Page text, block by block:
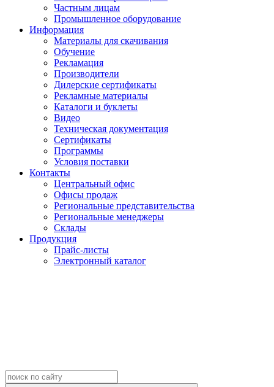
Частным лицам
Промышленное оборудование
Информация
Материалы для скачивания
Обучение
Рекламация
Производители
Дилерские сертификаты
Рекламные материалы
Каталоги и буклеты
Видео
Техническая документация
Сертификаты
Программы
Условия поставки
Контакты
Центральный офис
Офисы продаж
Региональные представительства
Региональные менеджеры
Склады
Продукция
Прайс-листы
Электронный каталог